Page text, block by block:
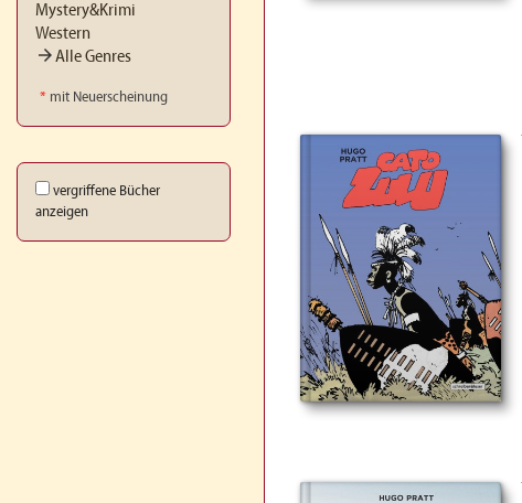
Mystery&Krimi
Western
arrow_forwardAlle Genres
* mit Neuerscheinung
vergriffene Bücher
anzeigen